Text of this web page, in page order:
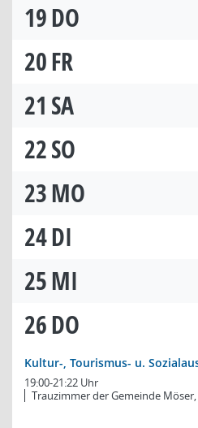
19DO
20FR
21 SA
22SO
23MO
24DI
25MI
26DO
Kultur-, Tourismus- u.
19:00-21:22 Uhr
Trauzimmer der Gemeinde